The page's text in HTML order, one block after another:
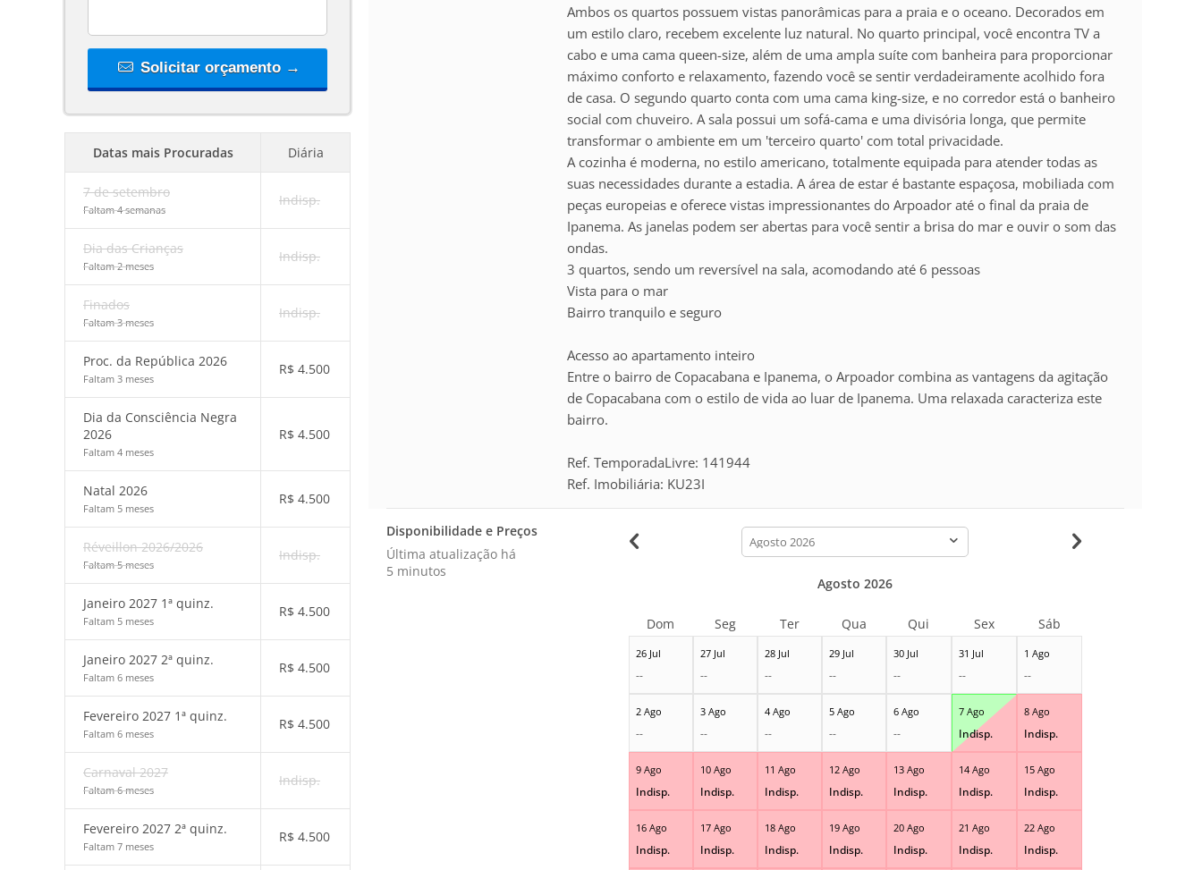
Solicitar orçamento →
Datas mais Procuradas Diária
7 de setembro
Faltam 4 semanas
Indisp.
Dia das Crianças
Faltam 2 meses
Indisp.
Finados
Faltam 3 meses
Indisp.
Proc. da República 2026
Faltam 3 meses
R$ 4.500
Dia da Consciência Negra
2026
Faltam 4 meses
R$ 4.500
Natal 2026
Faltam 5 meses
R$ 4.500
Réveillon 2026/2026
Faltam 5 meses
Indisp.
Janeiro 2027 1ª quinz.
Faltam 5 meses
R$ 4.500
Janeiro 2027 2ª quinz.
Faltam 6 meses
R$ 4.500
Fevereiro 2027 1ª quinz.
Faltam 6 meses
R$ 4.500
Carnaval 2027
Faltam 6 meses
Indisp.
Fevereiro 2027 2ª quinz.
Faltam 7 meses
R$ 4.500
Ambos os quartos possuem vistas panorâmicas para a praia e o oceano. Decorados em
um estilo claro, recebem excelente luz natural. No quarto principal, você encontra TV a
cabo e uma cama queen-size, além de uma ampla suíte com banheira para proporcionar
máximo conforto e relaxamento, fazendo você se sentir verdadeiramente acolhido fora
de casa. O segundo quarto conta com uma cama king-size, e no corredor está o banheiro
social com chuveiro. A sala possui um sofá-cama e uma divisória longa, que permite
transformar o ambiente em um 'terceiro quarto' com total privacidade.
A cozinha é moderna, no estilo americano, totalmente equipada para atender todas as
suas necessidades durante a estadia. A área de estar é bastante espaçosa, mobiliada com
peças europeias e oferece vistas impressionantes do Arpoador até o final da praia de
Ipanema. As janelas podem ser abertas para você sentir a brisa do mar e ouvir o som das
ondas.
3 quartos, sendo um reversível na sala, acomodando até 6 pessoas
Vista para o mar
Bairro tranquilo e seguro
Acesso ao apartamento inteiro
Entre o bairro de Copacabana e Ipanema, o Arpoador combina as vantagens da agitação
de Copacabana com o estilo de vida ao luar de Ipanema. Uma relaxada caracteriza este
bairro.
Ref. TemporadaLivre: 141944
Ref. Imobiliária: KU23I
Disponibilidade e Preços
Última atualização há
5 minutos
calendar-
month
26 Jul
--
27 Jul
--
28 Jul
--
29 Jul
--
30 Jul
--
31 Jul
--
1 Ago
--
2 Ago
--
3 Ago
--
4 Ago
--
5 Ago
--
6 Ago
--
7 Ago
Indisp.
8 Ago
Indisp.
9 Ago
Indisp.
10 Ago
Indisp.
11 Ago
Indisp.
12 Ago
Indisp.
13 Ago
Indisp.
14 Ago
Indisp.
15 Ago
Indisp.
16 Ago
Indisp.
17 Ago
Indisp.
18 Ago
Indisp.
19 Ago
Indisp.
20 Ago
Indisp.
21 Ago
Indisp.
22 Ago
Indisp.
Agosto 2026
Dom Seg Ter Qua Qui Sex Sáb